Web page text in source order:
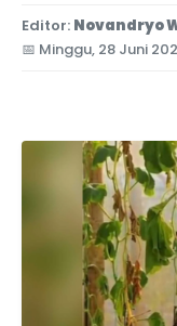
Editor: Novandryo
📅 Minggu, 28 Juni